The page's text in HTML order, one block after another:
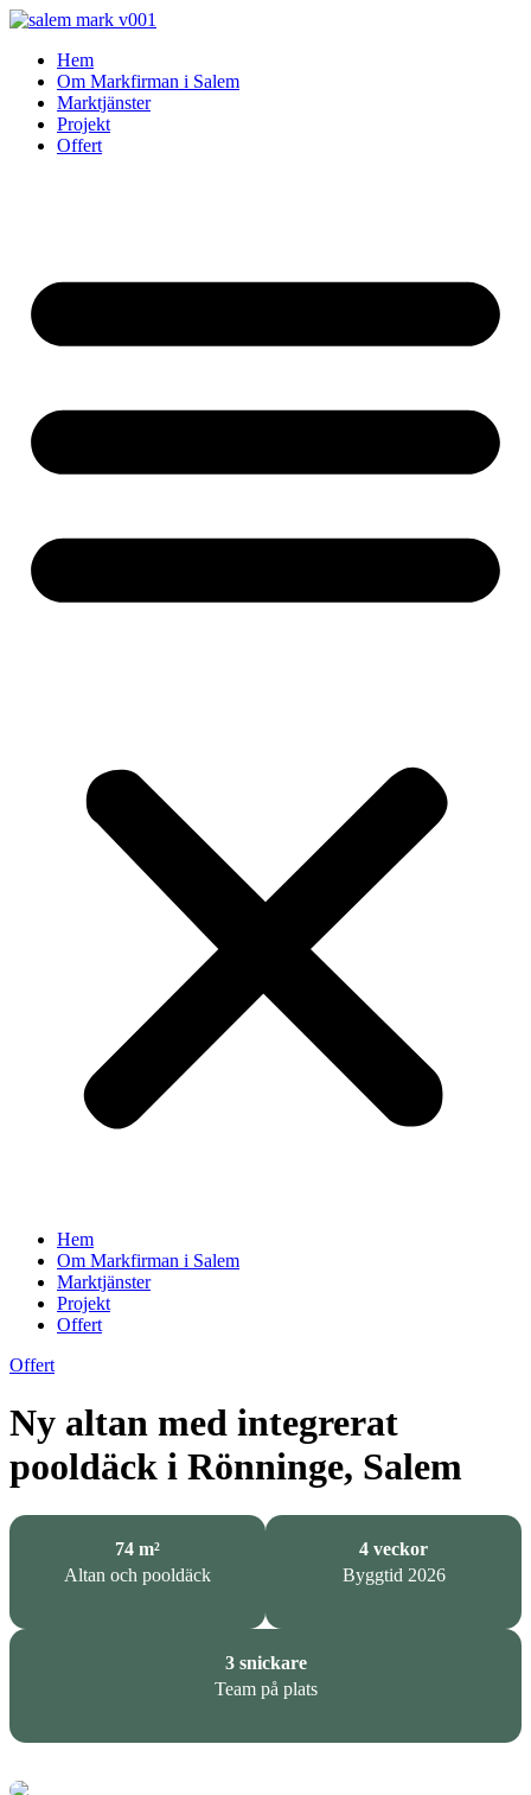
Skip
contentHem
Om Markfirman i Salem
Marktjänster
Projekt
Offert
Hem
Om Markfirman i Salem
Marktjänster
Projekt
Offert
Offert
Ny altan med integrerat
pooldäck i Rönninge, Salem
74 m²
Altan och pooldäck
4 veckor
Byggtid 2026
3 snickare
Team på plats